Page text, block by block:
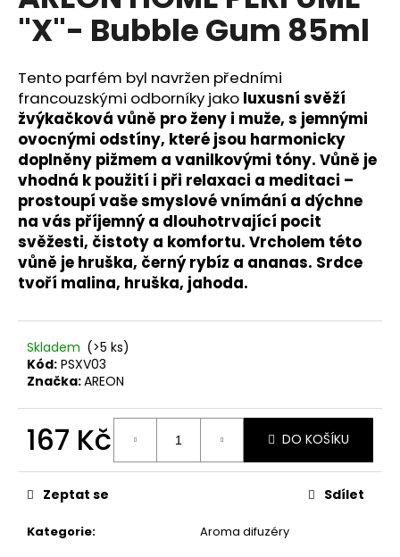
0,0
hvězdiček.
"X"- Bubble Gum 85ml
Tento parfém byl navržen předními
francouzskými odborníky jako luxusní svěží
žvýkačková vůně pro ženy i muže, s jemnými
ovocnými odstíny, které jsou harmonicky
doplněny pižmem a vanilkovými tóny. Vůně je
vhodná k použití i při relaxaci a meditaci –
prostoupí vaše smyslové vnímání a dýchne
na vás příjemný a dlouhotrvající pocit
svěžesti, čistoty a komfortu. Vrcholem této
vůně je hruška, černý rybíz a ananas. Srdce
tvoří malina, hruška, jahoda.
Skladem (>5 ks)
Kód: PSXV03
Značka:AREON
167 Kč
cena:
DO KOŠÍKU
Kategorie: Aroma difuzéry
Zeptat se Sdílet
a
í
t
?
HLEDAT
D
p
o
u
č
u
e